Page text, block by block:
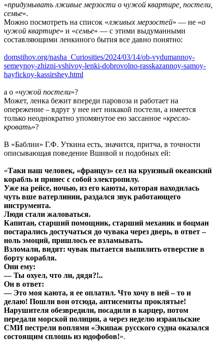
«придумывать лживые мерзости о чужой квартире, постели,
семье».
Можно посмотреть на список «лживых мерзостей» — не «о
чужой квартире» и «семье» — с этими выдуманными
составляющими ленкиного бытия все давно понятно:
domstihov.org/nasha_Curiosities/2024/03/14/ob-vydumannoy-
semeynoy-zhizni-vshivoy-lenki-dobrovolno-rasskazannoy-samoy-
hayfickoy-kassirshey.html
а о «чужой постели»?
Может, ленка бежит впереди паровоза и работает на
опережение – вдруг у нее нет никакой постели, а имеется
только неоднократно упомянутое ею зассанное «кресло-
кровать»?
В «Баблии» Г.Ф. Уткина есть, значится, притча, в точности
описывающая поведение Вшивой и подобных ей:
«Таки наш человек, «француз» сел на круизный океанский
корабль и принес с собой электропилу.
Уже на рейсе, ночью, из его каюты, которая находилась
чуть вше ватерлинии, раздался звук работающего
инструмента.
Люди стали жаловаться.
Капитан, старший помощник, старший механик и боцман
постарались достучаться до чувака через дверь, в ответ –
ноль эмоций, пришлось ее взламывать.
Взломали, видят: чувак пытается выпилить отверстие в
борту корабля.
Они ему:
— Ты охуел, что ли, дядя?!..
Он в ответ:
— Это моя каюта, я ее оплатил. Что хочу в ней – то и
делаю! Пошли вон отсюда, антисемиты проклятые!
Нарушителя обезвредили, посадили в карцер, потом
передали морской полиции, а через неделю израильские
СМИ пестрели воплями «Экипаж русского судна оказался
состоящим сплошь из юдофобов!».